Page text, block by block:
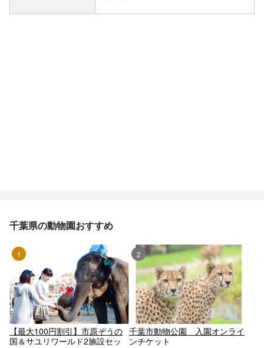
千葉県の動物園おすすめ
【最大100円割引】市原ぞうの
国＆サユリワールド2施設セッ
2位
千葉市動物公園 入園オンライ
ンチケット